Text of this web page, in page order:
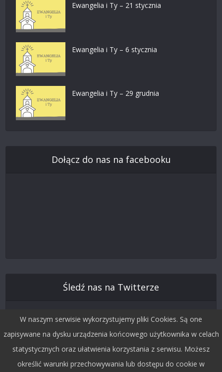
Ewangelia i Ty – 21 stycznia
Ewangelia i Ty – 6 stycznia
Ewangelia i Ty – 29 grudnia
Dołącz do nas na facebooku
Śledź nas na Twitterze
W naszym serwisie wykorzystujemy pliki Cookies. Są one
zapisywane na dysku urządzenia końcowego użytkownika w celach
statystycznych oraz ułatwienia korzystania z serwisu. Możesz
określić warunki przechowywania lub dostępu do cookie w